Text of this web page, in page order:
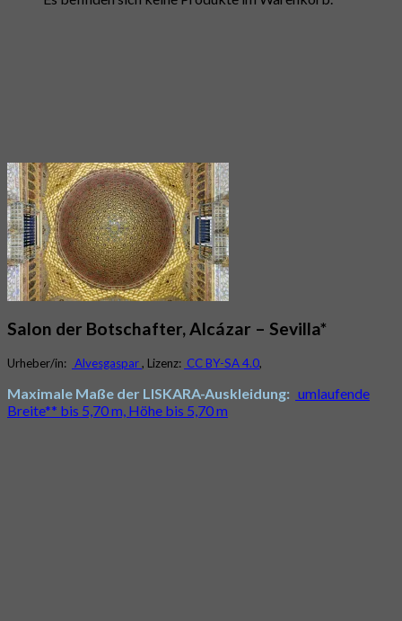
Salon der Botschafter, Alcázar – Sevilla*
Urheber/in: Alvesgaspar, Lizenz: CC BY-SA 4.0,
Maximale Maße der LISKARA-Auskleidung: umlaufende
Breite** bis 5,70 m, Höhe bis 5,70 m